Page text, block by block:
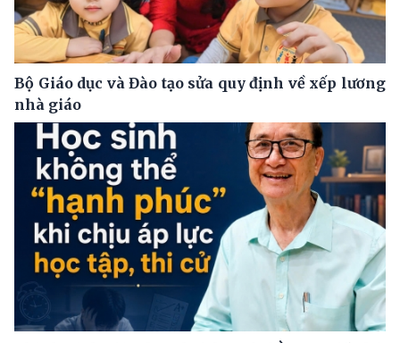
Bộ Giáo dục và Đào tạo sửa quy định về xếp lương
nhà giáo